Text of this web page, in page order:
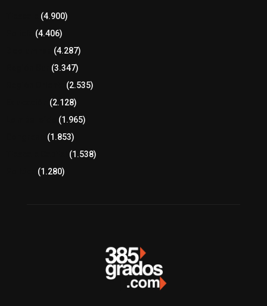
(4.900)
(4.406)
(4.287)
(3.347)
(2.535)
(2.128)
(1.965)
(1.853)
(1.538)
(1.280)